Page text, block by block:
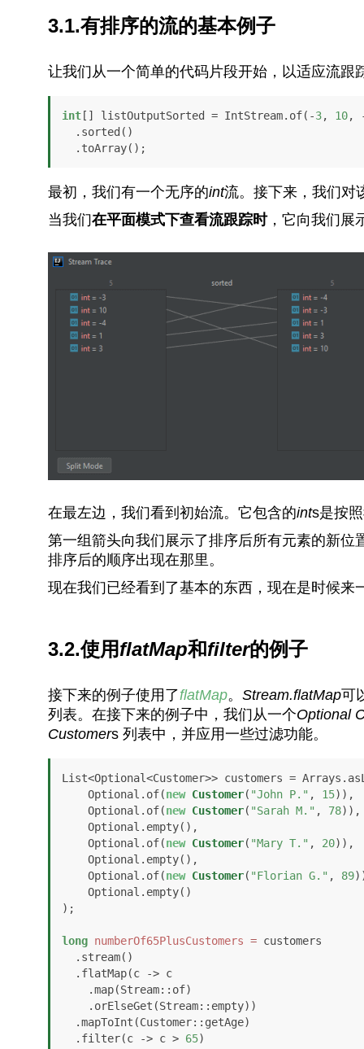
3.1.有排序的流的基本例子
让我们从一个简单的代码片段开始，以适应流跟
int[] listOutputSorted = IntStream.of(-3, 10,
  .toArray();
最初，我们有一个无序的int流。接下来，我们对
当我们在平面模式下查看流跟踪时，它向我们展
在最左边，我们看到初始流。它包含的ints是按
第一组箭头向我们展示了排序后所有元素的新
排序后的顺序出现在那里。
现在我们已经看到了基本的东西，现在是时候来
3.2.使用flatMap和filter的例子
接下来的例子使用了flatMap。 Stream.flatMap可
列表。在接下来的例子中，我们从一个Optional
Customers 列表中，并应用一些过滤功能。
List<Optional<Customer>> customers =
    Optional.of(
new Customer( "John P." , 15)),
    Optional.of(
new Customer( "Sarah M." , 78)),
    Optional.of(
new Customer( "Mary T." , 20)),
    Optional.of(
new Customer( "Florian G." , 89
);
long numberOf65PlusCustomers = customers
  .filter(c -> c >
65)